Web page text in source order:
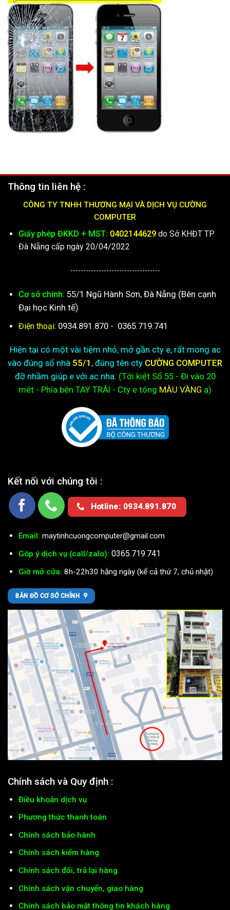
Thông tin liên hệ :
CÔNG TY TNHH THƯƠNG MẠI VÀ DỊCH VỤ CƯỜNG
COMPUTER
Giấy phép ĐKKD + MST: 0402144629do Sở KHĐT TP.
Đà Nẵng cấp ngày 20/04/2022
-----------------------------------
Cơ sở chính: 55/1 Ngũ Hành Sơn, Đà Nẵng (Bên cạnh
Đại học Kinh tế)
Điện thoại: 0934.891.870 - 0365.719.741
Hiện tại có một vài tiệm nhỏ, mở gần cty e, rất mong ac
vào đúng số nhà 55/1 , đúng tên cty CƯỜNG COMPUTER
đỡ nhầm giúp e với ac nha. (Tới kiệtSố 55 - Đi vào 20
mét - Phía bên TAY TRÁI - Cty e tông MÀU VÀNG ạ)
Kết nối với chúng tôi :
Hotline: 0934.891.870
Email: maytinhcuongcomputer@gmail.com
Góp ý dịch vụ (call/zalo): 0365.719.741
Giờ mở cửa: 8h-22h30 hằng ngày (kể cả thứ 7, chủ nhật)
BẢN ĐỒ CƠ SỞ CHÍNH
Chính sách và Quy định :
Điều khoản dịch vụ
Phương thức thanh toán
Chính sách bảo hành
Chính sách kiểm hàng
Chính sách đổi, trả lại hàng
Chính sách vận chuyển, giao hàng
Chính sách bảo mật thông tin khách hàng